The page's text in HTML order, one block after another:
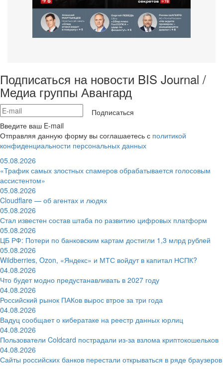
Подписаться на новости BIS Journal /
Медиа группы Авангард
Подписаться
Введите ваш E-mail
Отправляя данную форму вы соглашаетесь с политикой
конфиденциальности персональных данных
05.08.2026
«Трафик самых злостных спамеров обрабатывается голосовым
ассистентом»
05.08.2026
Cloudflare — об агентах и людях
05.08.2026
Стал известен состав штаба по развитию цифровых платформ
05.08.2026
ЦБ РФ: Потери по банковским картам достигли 1,3 млрд рублей
05.08.2026
Wildberries, Ozon, «Яндекс» и МТС войдут в капитал НСПК?
04.08.2026
Что будет модно предустанавливать в 2027 году
04.08.2026
Российский рынок ПАКов вырос втрое за три года
04.08.2026
Вадуц сообщает о кибератаке на реестр данных юрлиц
04.08.2026
Пользователи Coldcard пострадали из-за взлома криптокошельков
04.08.2026
Сайты российских банков перестали открываться в ряде браузеров